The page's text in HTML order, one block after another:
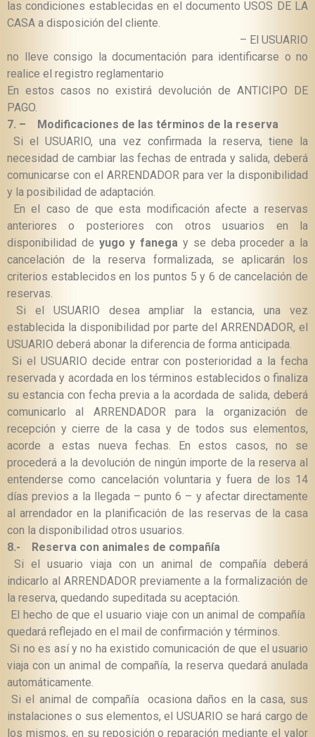
las condiciones establecidas en el documento USOS DE LA
CASA a disposición del cliente.
– El USUARIO
no lleve consigo la documentación para identificarse o no
realice el registro reglamentario
En estos casos no existirá devolución de ANTICIPO DE
PAGO.
7. –
Modificaciones de las términos de la reserva
Si el USUARIO, una vez confirmada la reserva, tiene la
necesidad de cambiar las fechas de entrada y salida, deberá
comunicarse con el ARRENDADOR para ver la disponibilidad
y la posibilidad de adaptación.
En el caso de que esta modificación afecte a reservas
anteriores o posteriores con otros usuarios en la
disponibilidad de yugo y fanega y se deba proceder a la
cancelación de la reserva formalizada, se aplicarán los
criterios establecidos en los puntos 5 y 6 de cancelación de
reservas.
Si el USUARIO desea ampliar la estancia, una vez
establecida la disponibilidad por parte del ARRENDADOR, el
USUARIO deberá abonar la diferencia de forma anticipada.
Si el USUARIO decide entrar con posterioridad a la fecha
reservada y acordada en los términos establecidos o finaliza
su estancia con fecha previa a la acordada de salida, deberá
comunicarlo al ARRENDADOR para la organización de
recepción y cierre de la casa y de todos sus elementos,
acorde a estas nueva fechas. En estos casos, no se
procederá a la devolución de ningún importe de la reserva al
entenderse como cancelación voluntaria y fuera de los 14
días previos a la llegada – punto 6 – y afectar directamente
al arrendador en la planificación de las reservas de la casa
con la disponibilidad otros usuarios.
8.-
Reserva con animales de compañía
Si el usuario viaja con un animal de compañía deberá
indicarlo al ARRENDADOR previamente a la formalización de
la reserva, quedando supeditada su aceptación.
El hecho de que el usuario viaje con un animal de compañía
quedará reflejado en el mail de confirmación y términos.
Si no es así y no ha existido comunicación de que el usuario
viaja con un animal de compañía, la reserva quedará anulada
automáticamente.
Si el animal de compañía ocasiona daños en la casa, sus
instalaciones o sus elementos, el USUARIO se hará cargo de
los mismos, en su reposición o reparación mediante el valor